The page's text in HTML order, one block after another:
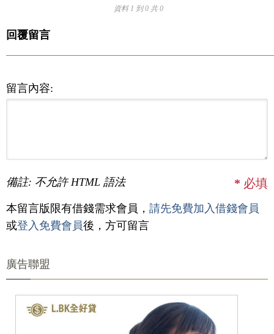
資料 1 到 0 共 0
回覆留言
留言內容:
備註: 不允許 HTML 語法 * 必填
本留言版限有借錢需求會員， 請先免費加入借錢會員
或登入免費會員後，方可留言
廣告聯盟